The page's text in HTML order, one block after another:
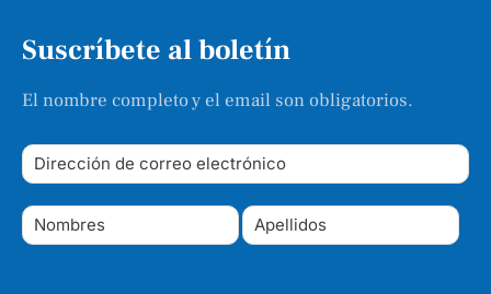
Suscríbete al boletín
El nombre completo y el email son obligatorios.